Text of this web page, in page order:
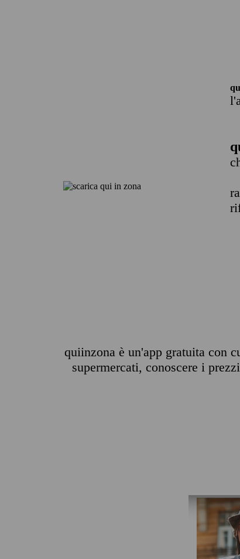
quiinzona è un'app gratuita con
supermercati, conoscere i